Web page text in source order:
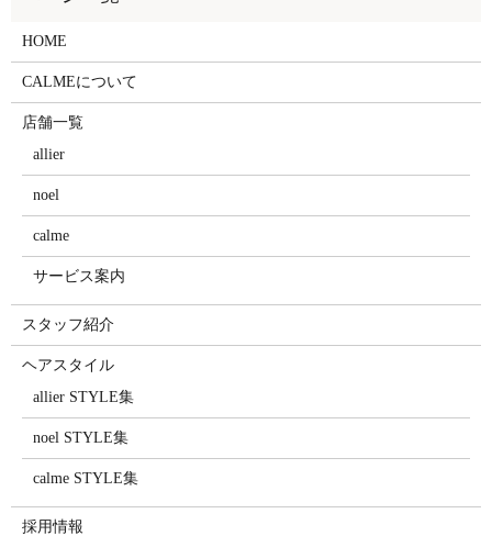
HOME
CALMEについて
店舗一覧
allier
noel
calme
サービス案内
スタッフ紹介
ヘアスタイル
allier STYLE集
noel STYLE集
calme STYLE集
採用情報